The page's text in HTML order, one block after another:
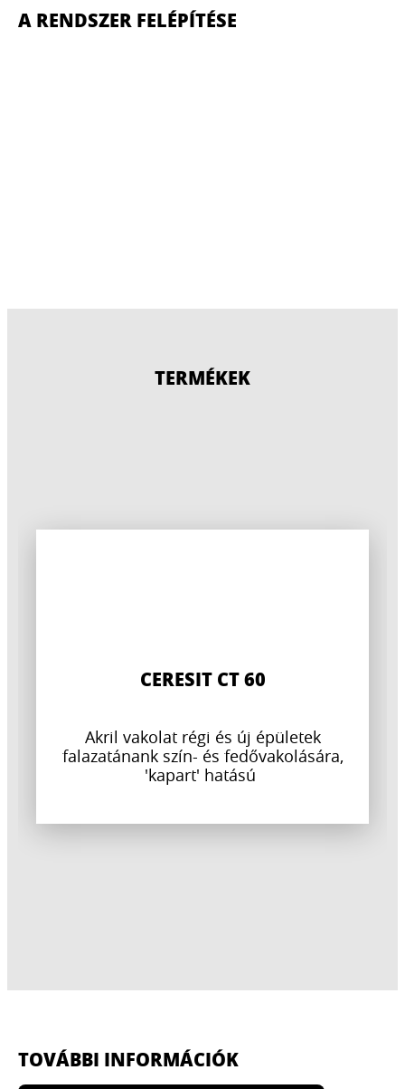
A RENDSZER FELÉPÍTÉSE
TERMÉKEK
CERESIT CT 60
Akril vakolat régi és új épületek
falazatánank szín- és fedővakolására,
'kapart' hatású
TOVÁBBI INFORMÁCIÓK